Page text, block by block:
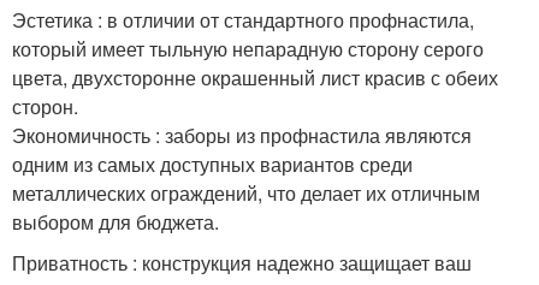
Эстетика : в отличии от стандартного профнастила,
который имеет тыльную непарадную сторону серого
цвета, двухсторонне окрашенный лист красив с обеих
сторон.
Экономичность : заборы из профнастила являются
одним из самых доступных вариантов среди
металлических ограждений, что делает их отличным
выбором для бюджета.
Приватность : конструкция надежно защищает ваш